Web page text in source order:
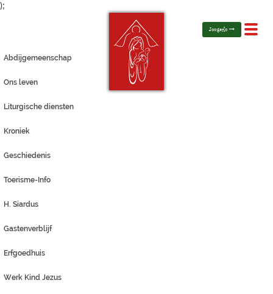
);
Toggle
Jongerlo
Abdijgemeenschap
Ons leven
Liturgische diensten
Kroniek
Geschiedenis
Toerisme-Info
H. Siardus
Gastenverblijf
Erfgoedhuis
Werk Kind Jezus